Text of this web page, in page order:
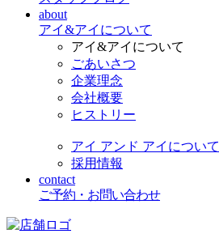
about
アイ&アイについて
アイ&アイについて
ごあいさつ
企業理念
会社概要
ヒストリー
アイ アンド アイについて
採用情報
contact
ご予約・お問い合わせ